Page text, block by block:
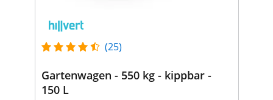
(25)
Gartenwagen - 550 kg - kippbar -
150 L